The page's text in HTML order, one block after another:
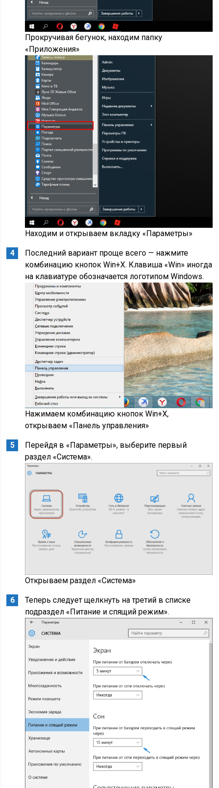
Прокручивая бегунок, находим папку
«Приложения»
Находим и открываем вкладку «Параметры»
Последний вариант проще всего — нажмите
комбинацию кнопок Win+X. Клавиша «Win» иногда
на клавиатуре обозначается логотипом Windows.
Нажимаем комбинацию кнопок Win+X,
открываем «Панель управления»
Перейдя в «Параметры», выберите первый
раздел «Система».
Открываем раздел «Система»
Теперь следует щелкнуть на третий в списке
подраздел «Питание и спящий режим».